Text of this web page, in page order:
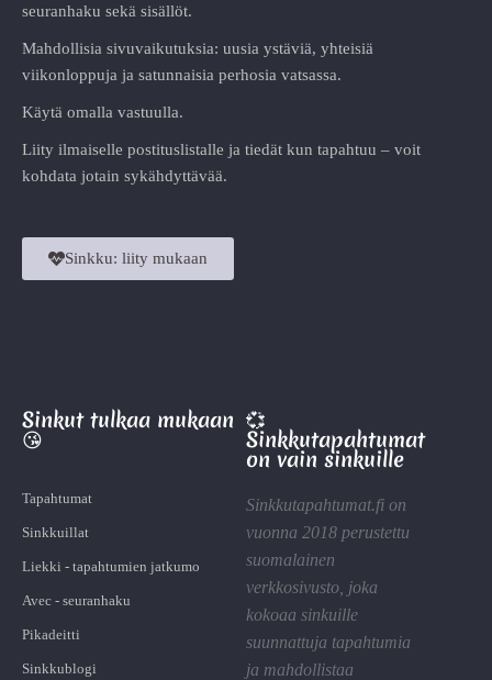
seuranhaku sekä sisällöt.
Mahdollisia sivuvaikutuksia: uusia ystäviä, yhteisiä
viikonloppuja ja satunnaisia perhosia vatsassa.
Käytä omalla vastuulla.
Liity ilmaiselle postituslistalle ja tiedät kun tapahtuu – voit
kohdata jotain sykähdyttävää.
Sinkku: liity mukaan
Sinkut tulkaa mukaan
😘
Tapahtumat
Sinkkuillat
Liekki - tapahtumien jatkumo
Avec - seuranhaku
Pikadeitti
Sinkkublogi
💞
Sinkkutapahtumat
on vain sinkuille
Sinkkutapahtumat.fi on
vuonna 2018 perustettu
suomalainen
verkkosivusto, joka
kokoaa sinkuille
suunnattuja tapahtumia
ja mahdollistaa